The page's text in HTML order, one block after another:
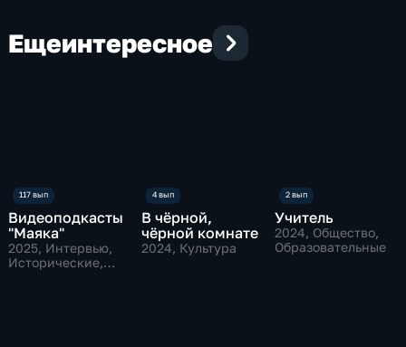
Ещеинтересное
Видеоподкасты
"Маяка"
2025, Интервью,
Исторические,
В чёрной,
чёрной комнате
2024, Культура
Учитель
2024, Общество,
Образовательные